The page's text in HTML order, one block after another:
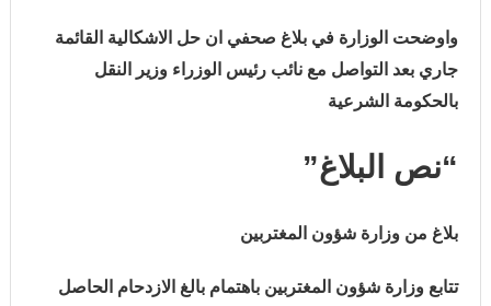
واوضحت الوزارة في بلاغ صحفي ان حل الاشكالية القائمة
جاري بعد التواصل مع نائب رئيس الوزراء وزير النقل
بالحكومة الشرعية
“نص البلاغ”
بلاغ من وزارة شؤون المغتربين
تتابع وزارة شؤون المغتربين باهتمام بالغ الازدحام الحاصل